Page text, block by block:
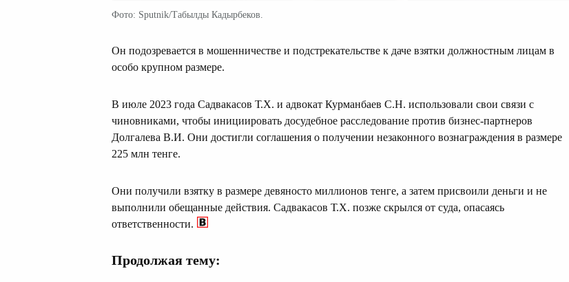
Фото: Sputnik/Табылды Кадырбеков.
Он подозревается в мошенничестве и подстрекательстве к даче взятки должностным лицам в
особо крупном размере.
В июле 2023 года Садвакасов Т.Х. и адвокат Курманбаев С.Н. использовали свои связи с
чиновниками, чтобы инициировать досудебное расследование против бизнес-партнеров
Долгалева В.И. Они достигли соглашения о получении незаконного вознаграждения в размере
225 млн тенге.
Они получили взятку в размере девяносто миллионов тенге, а затем присвоили деньги и не
выполнили обещанные действия. Садвакасов Т.Х. позже скрылся от суда, опасаясь
ответственности.
Продолжая тему: